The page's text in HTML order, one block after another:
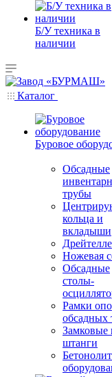
Б/У техника в
наличии
Каталог
Буровое
Обсадные
трубы
кольца и
вкладыши
Ножевая
Обсадные
столы-
Рамки
обсадных
Замковые
штанги